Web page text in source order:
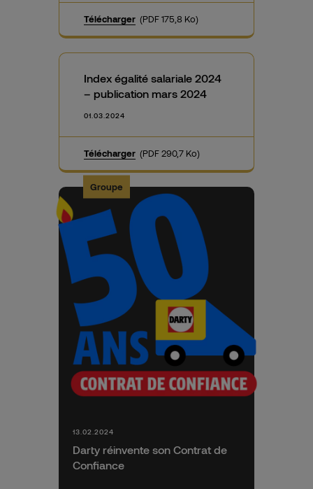
Télécharger (PDF 175,8 Ko)
Index égalité salariale 2024
– publication mars 2024
01.03.2024
Télécharger (PDF 290,7 Ko)
Darty réinvente son Contrat de
Confiance
Groupe
13.02.2024